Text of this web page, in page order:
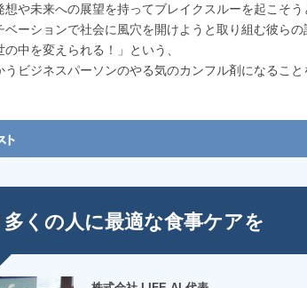
想や未来への展望を持ってブレイクスルーを起こそう
ーションで社会に風穴を開けようと取り組む彼らの
の中を変えられる！」という、
うビジネスパーソンのやる気のカンフル剤になること
多くの人に最適な食事ケアを